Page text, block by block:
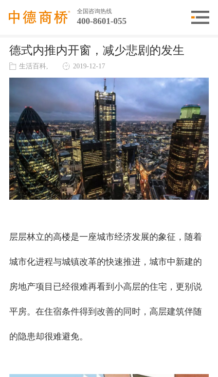
全国咨询热线
400-8601-055
德式内推内开窗，减少悲剧的发生
生活百科, 2019-12-17
层层林立的高楼是一座城市经济发展的象征，随着
城市化进程与城镇改革的快速推进，城市中新建的
房地产项目已经很难再看到小高层的住宅，更别说
平房。在住宿条件得到改善的同时，高层建筑伴随
的隐患却很难避免。